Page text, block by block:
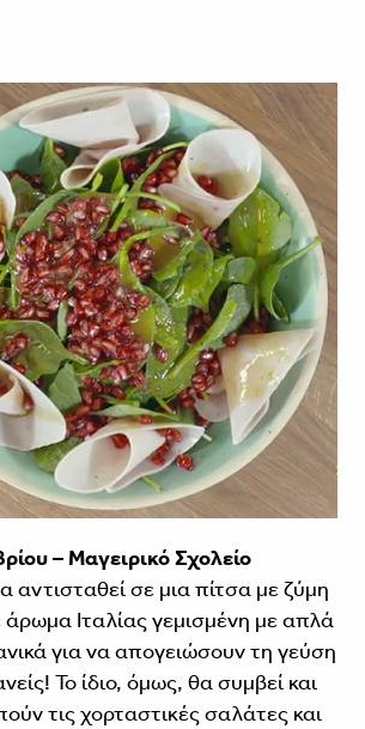
– Μαγειρικό Σχολείο
αντισταθεί σε μια πίτσα με ζύμη
άρωμα Ιταλίας γεμισμένη με απλά
για να απογειώσουν τη γεύση
Το ίδιο, όμως, θα συμβεί και
τις χορταστικές σαλάτες και